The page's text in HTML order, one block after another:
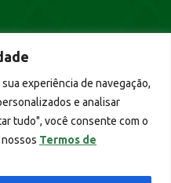
experiência de navegação,
e analisar
tudo", você consente com o
Termos de